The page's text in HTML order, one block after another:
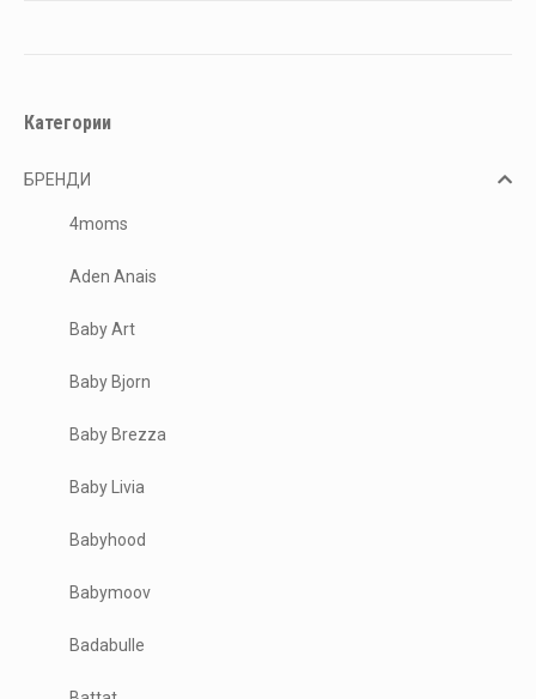
Категории
БРЕНДИ
4moms
Aden Anais
Baby Art
Baby Bjorn
Baby Brezza
Baby Livia
Babyhood
Babymoov
Badabulle